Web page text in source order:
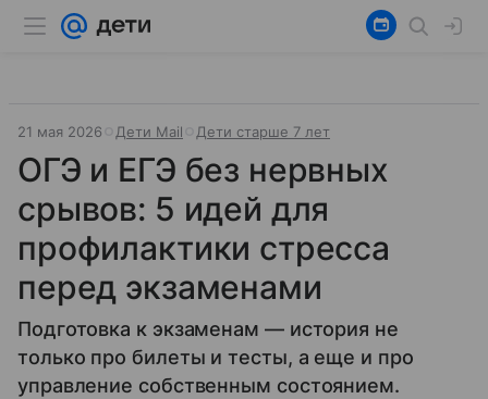
21 мая 2026 Дети Mail Дети старше 7 лет
ОГЭ и ЕГЭ без нервных
срывов: 5 идей для
профилактики стресса
перед экзаменами
Подготовка к экзаменам — история не
только про билеты и тесты, а еще и про
управление собственным состоянием.